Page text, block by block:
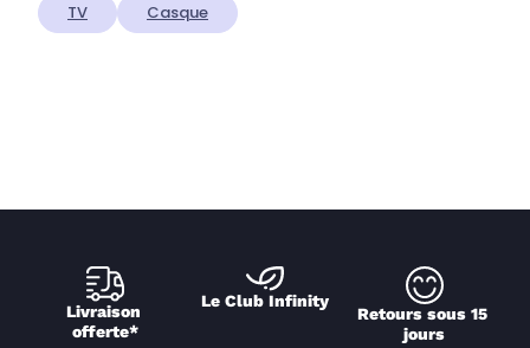
TV Casque
Livraison
offerte*
Le Club Infinity
Retours sous 15
jours